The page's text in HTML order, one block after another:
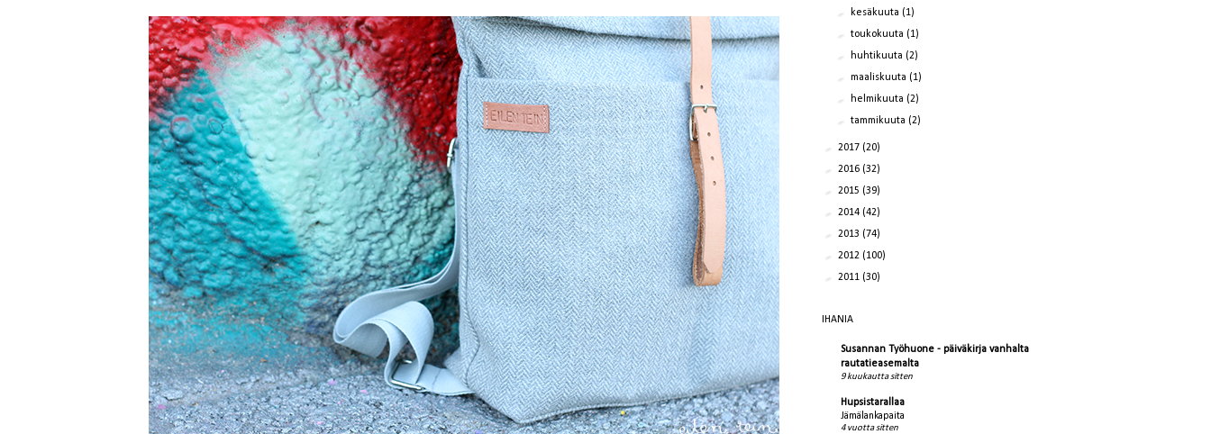
► kesäkuuta (1)
►toukokuuta (1)
► huhtikuuta (2)
►maaliskuuta (1)
► helmikuuta (2)
►tammikuuta (2)
► 2017 (20)
► 2016 (32)
► 2015 (39)
► 2014 (42)
► 2013 (74)
► 2012 (100)
► 2011 (30)
IHANIA
Susannan Työhuone - päiväkirja vanhalta
rautatieasemalta
9 kuukautta sitten
Hupsistarallaa
Jämälankapaita
4 vuotta sitten